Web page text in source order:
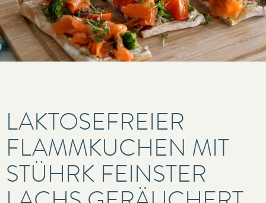
LAKTOSEFREIER
FLAMMKUCHEN MIT
STÜHRK FEINSTER